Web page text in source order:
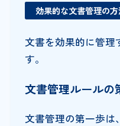
効果的な文書管理の
文書を効果的に管理
す。
文書管理ルールの
文書管理の第一歩は